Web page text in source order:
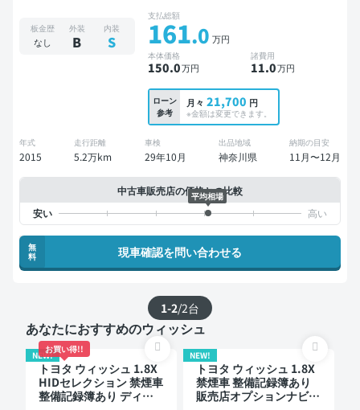
板金歴
なし
外装
B
内装
S
支払総額
161.0 万円
本体価格
150.0万円
諸費用
11.0万円
ローン
参考
月々 21,700 円
※金額は変更できます。
年式
2015
走行距離
5.2万km
車検
29年10月
出品地域
神奈川県
納期の目安
11月〜12月
中古車販売店の価格との比較
平均相場
無
料
現車確認を問い合わせる
1-2/2台
あなたにおすすめのウィッシュ
NEW!
お買い得!!
トヨタ ウィッシュ 1.8X
HIDセレクション 禁煙車
整備記録簿あり ディス
NEW!
トヨタ ウィッシュ 1.8X
禁煙車 整備記録簿あり
販売店オプションナビ